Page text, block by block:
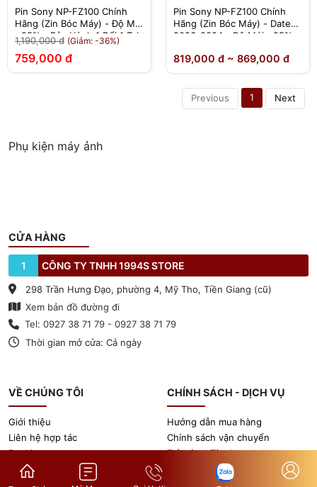
Pin Sony NP-FZ100 Chính
Hãng (Zin Bóc Máy) - Độ Mới
>95% - Bảo Hành 1 Đổi 1 Tại
Nhà
1,190,000 đ (Giảm: -36%)
759,000 đ
Pin Sony NP-FZ100 Chính
Hãng (Zin Bóc Máy) - Date
2023-2024 - Độ Mới >95% -
819,000 đ ~ 869,000 đ
Previous 1 Next
Phụ kiện máy ảnh
CỬA HÀNG
1 CÔNG TY TNHH 1994S STORE
298 Trần Hưng Đạo, phường 4, Mỹ Tho, Tiền Giang (cũ)
Xem bản đồ đường đi
Tel: 0927 38 71 79 - 0927 38 71 79
Thời gian mở cửa: Cả ngày
VỀ CHÚNG TÔI
Giới thiệu
Liên hệ hợp tác
Booking
Tin tức
CHÍNH SÁCH - DỊCH VỤ
Hướng dẫn mua hàng
Chính sách vận chuyển
Trả góp - Tín dụng
Chính sách bảo hành